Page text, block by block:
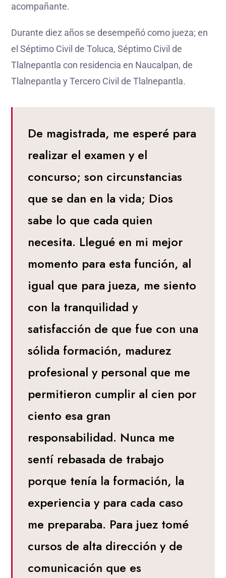
acompañante.
Durante diez años se desempeñó como jueza; en
el Séptimo Civil de Toluca, Séptimo Civil de
Tlalnepantla con residencia en Naucalpan, de
Tlalnepantla y Tercero Civil de Tlalnepantla.
De magistrada, me esperé para
realizar el examen y el
concurso; son circunstancias
que se dan en la vida; Dios
sabe lo que cada quien
necesita. Llegué en mi mejor
momento para esta función, al
igual que para jueza, me siento
con la tranquilidad y
satisfacción de que fue con una
sólida formación, madurez
profesional y personal que me
permitieron cumplir al cien por
ciento esa gran
responsabilidad. Nunca me
sentí rebasada de trabajo
porque tenía la formación, la
experiencia y para cada caso
me preparaba. Para juez tomé
cursos de alta dirección y de
comunicación que es